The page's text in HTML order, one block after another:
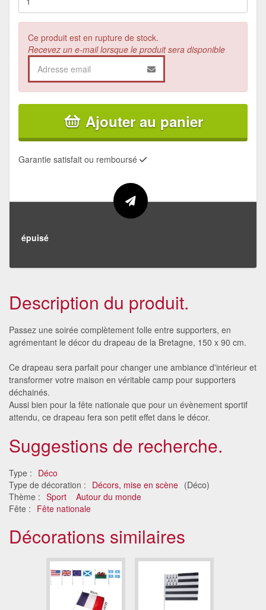
Ce produit est en rupture de stock.
Recevez un e-mail lorsque le produit sera disponible
Ajouter au panier
Garantie satisfait ou remboursé
épuisé
Description du produit.
Passez une soirée complètement folle entre supporters, en
agrémentant le décor du drapeau de la Bretagne, 150 x 90 cm.
Ce drapeau sera parfait pour changer une ambiance d'intérieur et
transformer votre maison en véritable camp pour supporters
déchainés.
Aussi bien pour la fête nationale que pour un évènement sportif
attendu, ce drapeau fera son petit effet dans le décor.
Suggestions de recherche.
Type : Déco
Type de décoration : Décors, mise en scène (Déco)
Thème : Sport
Autour du monde
Fête : Fête nationale
Décorations similaires